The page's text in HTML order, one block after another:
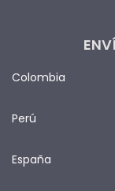
Colombia
Perú
España